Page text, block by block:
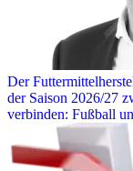
Der
der Saison 2026/27
verbinden: Fußball